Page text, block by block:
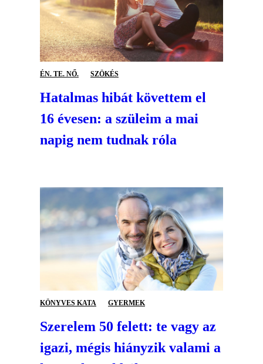
ÉN. TE. NŐ. SZÖKÉS
Hatalmas hibát követtem el
16 évesen: a szüleim a mai
napig nem tudnak róla
KÖNYVES KATA GYERMEK
Szerelem 50 felett: te vagy az
igazi, mégis hiányzik valami a